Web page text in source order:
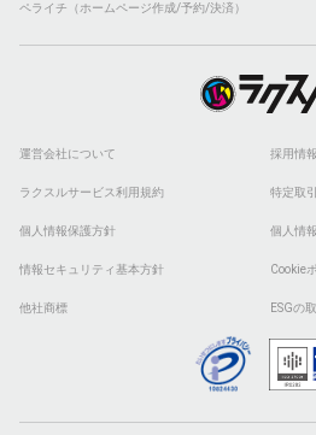
ペライチ（ホームページ作成/予約/決済）
運営会社について 採用情報
ラクスルサービス利用規約 特定取
個人情報保護方針 個人情
情報セキュリティ基本方針 Cookie
他社商標 ESGの